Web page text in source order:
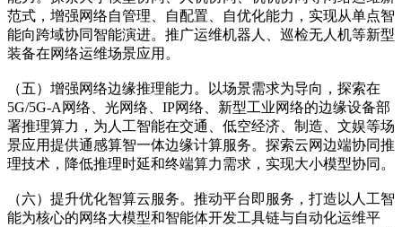
范式，增强网络自管理、自配置、自优化能力，实现从单点智
能向跨域协同智能演进。推广运维机器人、巡检无人机等新型
装备在网络运维场景应用。
（五）增强网络边缘推理能力。以场景需求为导向，探索在
5G/5G-A网络、光网络、IP网络、新型工业网络的边缘设备部
署推理算力，为人工智能在交通、低空经济、制造、文娱等场
景应用提供通感算智一体边缘计算服务。探索云网边端协同推
理技术，降低推理时延和终端算力需求，实现大小模型协同。
（六）提升优化智算云服务。推动平台即服务，打造以人工智
能为核心的网络大模型和智能体开发工具链与自动化运维平